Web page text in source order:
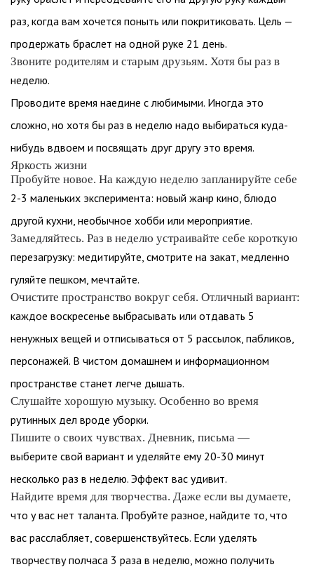
раз, когда вам хочется поныть или покритиковать. Цель —
продержать браслет на одной руке 21 день.
Звоните родителям и старым друзьям. Хотя бы раз в
неделю.
Проводите время наедине с любимыми. Иногда это
сложно, но хотя бы раз в неделю надо выбираться куда-
нибудь вдвоем и посвящать друг другу это время.
Яркость жизни
Пробуйте новое. На каждую неделю запланируйте себе
2-3 маленьких эксперимента: новый жанр кино, блюдо
другой кухни, необычное хобби или мероприятие.
Замедляйтесь. Раз в неделю устраивайте себе короткую
перезагрузку: медитируйте, смотрите на закат, медленно
гуляйте пешком, мечтайте.
Очистите пространство вокруг себя. Отличный вариант:
каждое воскресенье выбрасывать или отдавать 5
ненужных вещей и отписываться от 5 рассылок, пабликов,
персонажей. В чистом домашнем и информационном
пространстве станет легче дышать.
Слушайте хорошую музыку. Особенно во время
рутинных дел вроде уборки.
Пишите о своих чувствах. Дневник, письма —
выберите свой вариант и уделяйте ему 20-30 минут
несколько раз в неделю. Эффект вас удивит.
Найдите время для творчества. Даже если вы думаете,
что у вас нет таланта. Пробуйте разное, найдите то, что
вас расслабляет, совершенствуйтесь. Если уделять
творчеству полчаса 3 раза в неделю, можно получить